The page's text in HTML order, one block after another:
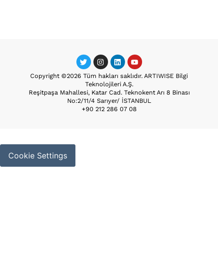
Copyright ©2026 Tüm hakları saklıdır. ARTIWISE Bilgi
Teknolojileri A.Ş.
Reşitpaşa Mahallesi, Katar Cad. Teknokent Arı 8 Binası
No:2/11/4 Sarıyer/ İSTANBUL
+90 212 286 07 08
Cookie Settings